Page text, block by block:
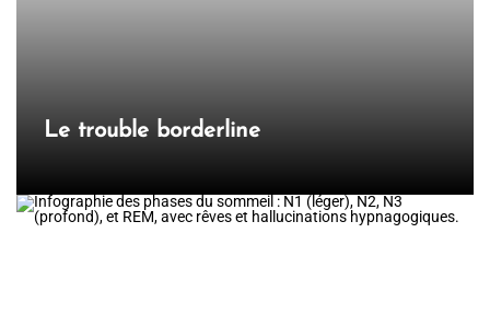
Le trouble borderline